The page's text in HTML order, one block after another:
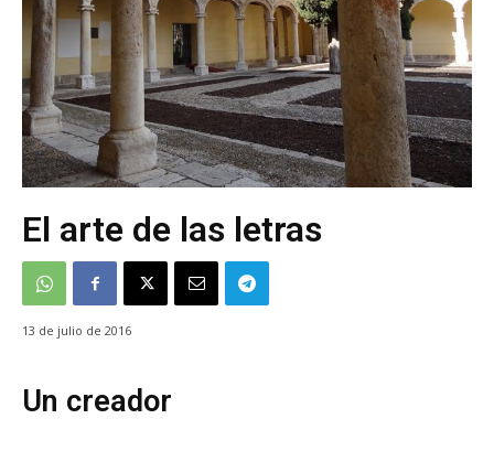
El arte de las letras
13 de julio de 2016
Un creador